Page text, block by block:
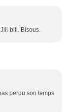
bill. Bisous.
perdu son temps